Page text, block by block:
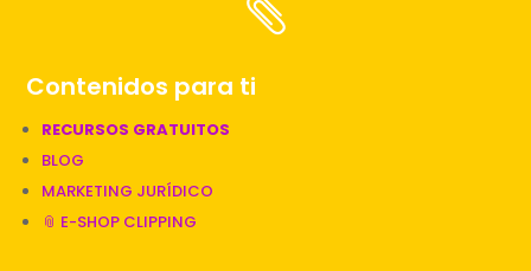

Contenidos para ti
RECURSOS GRATUITOS
BLOG
MARKETING JURÍDICO
📎 E-SHOP CLIPPING